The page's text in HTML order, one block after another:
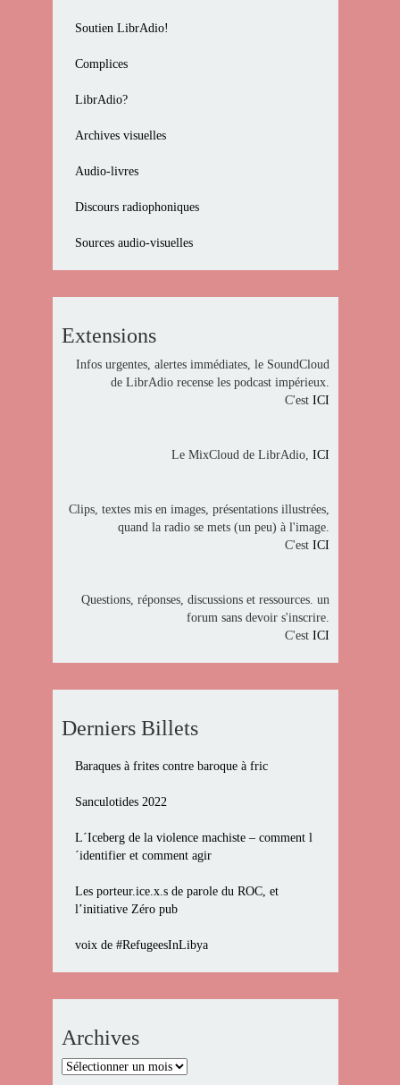
Soutien LibrAdio!
Complices
LibrAdio?
Archives visuelles
Audio-livres
Discours radiophoniques
Sources audio-visuelles
Extensions
Infos urgentes, alertes immédiates, le SoundCloud
de LibrAdio recense les podcast impérieux.
C'est ICI
Le MixCloud de LibrAdio, ICI
Clips, textes mis en images, présentations illustrées,
quand la radio se mets (un peu) à l'image.
C'est ICI
Questions, réponses, discussions et ressources. un
forum sans devoir s'inscrire.
C'est ICI
Derniers Billets
Baraques à frites contre baroque à fric
Sanculotides 2022
L´Iceberg de la violence machiste – comment l
´identifier et comment agir
Les porteur.ice.x.s de parole du ROC, et
l’initiative Zéro pub
voix de #RefugeesInLibya
Archives
Archives